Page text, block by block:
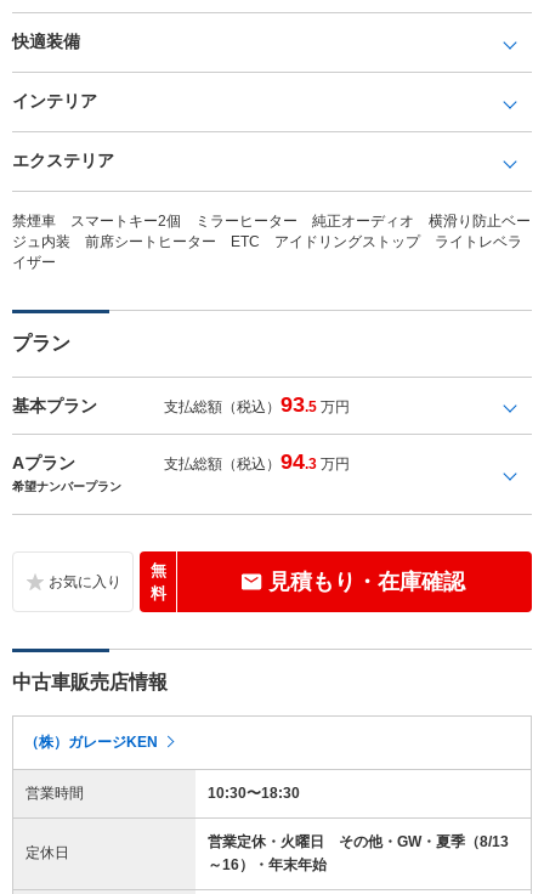
快適装備
インテリア
エクステリア
禁煙車 スマートキー2個 ミラーヒーター 純正オーディオ 横滑り防止ベー
ジュ内装 前席シートヒーター ETC アイドリングストップ ライトレベラ
イザー
プラン
基本プラン 支払総額（税込）93.5 万円
Aプラン 支払総額（税込）94.3 万円
希望ナンバープラン
無
料
見積もり・在庫確認
中古車販売店情報
（株）ガレージKEN
営業時間 10:30〜18:30
定休日
営業定休・火曜日 その他・GW・夏季（8/13
～16）・年末年始